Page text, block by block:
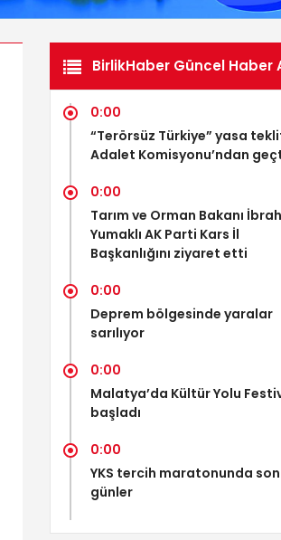
BirlikHaber Güncel Haber
0:00
“Terörsüz Türkiye” yasa
Adalet Komisyonu’ndan
0:00
Tarım ve Orman Bakanı
Yumaklı AK Parti Kars İl
Başkanlığını ziyaret etti
0:00
Deprem bölgesinde yaralar
sarılıyor
0:00
Malatya’da Kültür Yolu
başladı
0:00
YKS tercih maratonunda son
günler